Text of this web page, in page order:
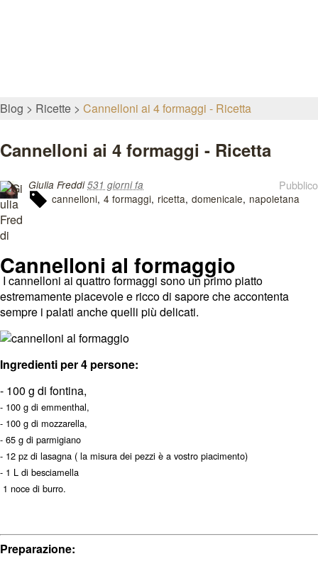
Blog Ricette Cannelloni ai 4 formaggi - Ricetta
Cannelloni ai 4 formaggi - Ricetta
Pubblico
Giulia Freddi 531 giorni fa
cannelloni 4 formaggi ricetta domenicale napoletana
Cannelloni al formaggio
I cannelloni ai quattro formaggi sono un primo piatto
estremamente piacevole e ricco di sapore che accontenta
sempre i palati anche quelli più delicati.
Ingredienti per 4 persone:
- 100 g di fontina,
- 100 g di emmenthal,
- 100 g di mozzarella,
- 65 g di parmigiano
- 12 pz di lasagna ( la misura dei pezzi è a vostro piacimento)
- 1 L di besciamella
1 noce di burro.
Preparazione: